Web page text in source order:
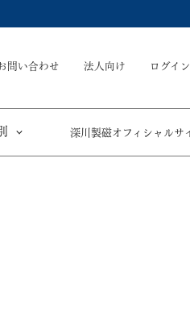
問い合わせ 法人向け ログイン
深川製磁オフィシャルサ